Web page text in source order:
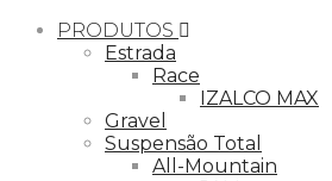
PRODUTOS
Estrada
Race
IZALCO MAX
Gravel
Suspensão Total
All-Mountain